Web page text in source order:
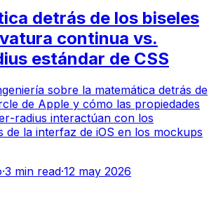
detrás de los biseles
continua vs.
estándar de CSS
sobre la matemática detrás de
de Apple y cómo las propiedades
radius interactúan con los
de la interfaz de iOS en los mockups
·3 min read·12 may 2026